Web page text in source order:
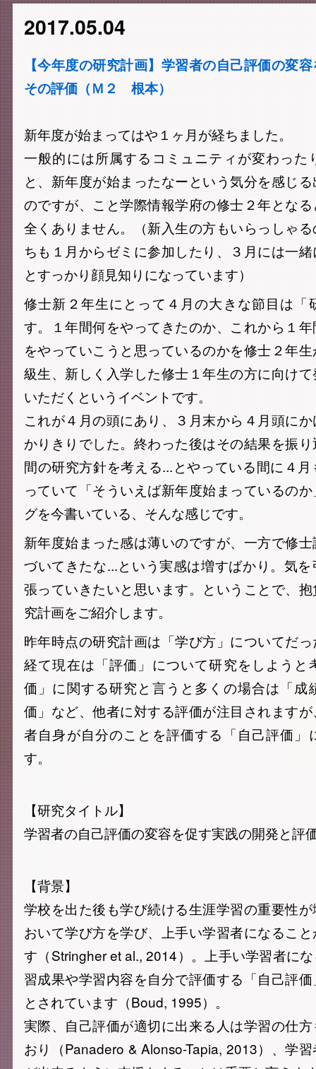
2017.05.04
【今年度の研究計画】学習者の自己評価の変
その評価（Ｍ２ 根本）
新年度が始まってはや１ヶ月が経ちました。
一般的には所属するコミュニティが変わった
と、新年度が始まったなーという気分を感じ
のですが、こと学際情報学府の修士２年とな
全くありません。（新入生の方もいらっしゃ
ちも１月からゼミに参加したり、３月には一
とすっかり顔見知りになっています）
修士新２年生にとって４月の大きな節目は「
す。１年間何をやってきたのか、これから１
をやっていこうと思っているのかを修士２年
級生、新しく入学した修士１年生の方に向け
いただくというイベントです。
これが４月の頭にあり、３月末から４月頭に
かりきりでした。終わった後はその結果を振
間の研究方針を考える...とやっている間に４
っていて「そういえば新年度始まっているの
グを今書いている、そんな感じです。
新年度始まった感は薄いのですが、一方で修
づいてきたな...という実感は増すばかり。気
張っていきたいと思います。ということで、
究計画をご紹介します。
昨年時点の研究計画は「学び方」についてだ
経て現在は「評価」について研究をしようと
価」に関する研究と言うと多くの場合は「成
価」など、他者に対する評価が注目されます
者自身が自分のことを評価する「自己評価」
す。
【研究タイトル】
学習者の自己評価の変容を促す実践の開発と評
【背景】
学校を出た後も学び続ける生涯学習の重要性
おいて学び方を学び、上手い学習者になるこ
す（Stringher et al., 2014）。上手い学習者に
習成果や学習内容を自分で評価する「自己評
とされています（Boud, 1995）。
実際、自己評価が適切に出来る人は学習の仕
おり（Panadero & Alonso-Tapia, 2013）、学